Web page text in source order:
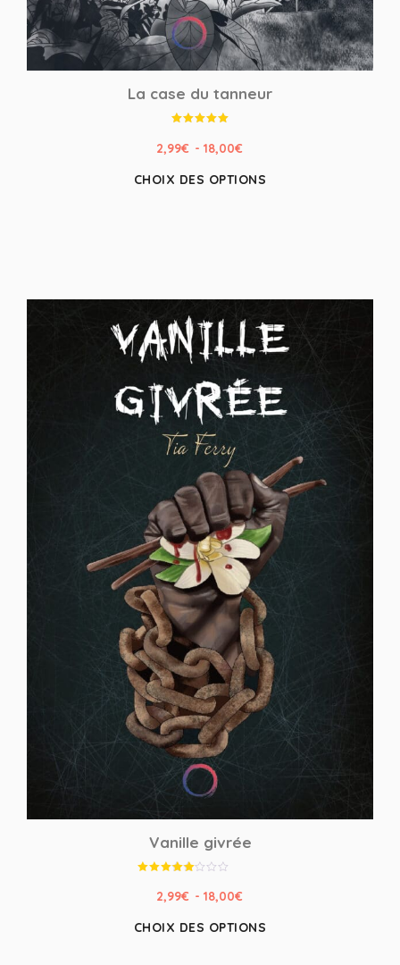
La case du tanneur
5.00
sur 5
2,99€ - 18,00€
CHOIX DES OPTIONS
Vanille givrée
4.00
sur 5
2,99€ - 18,00€
CHOIX DES OPTIONS